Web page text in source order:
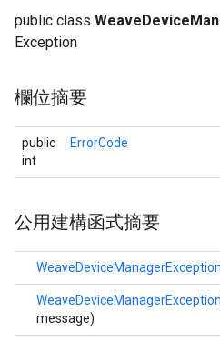
public class
Exception
欄位摘要
public
int
ErrorCode
公用建構函式摘要
WeaveDeviceManagerException
WeaveDeviceManagerException
message)